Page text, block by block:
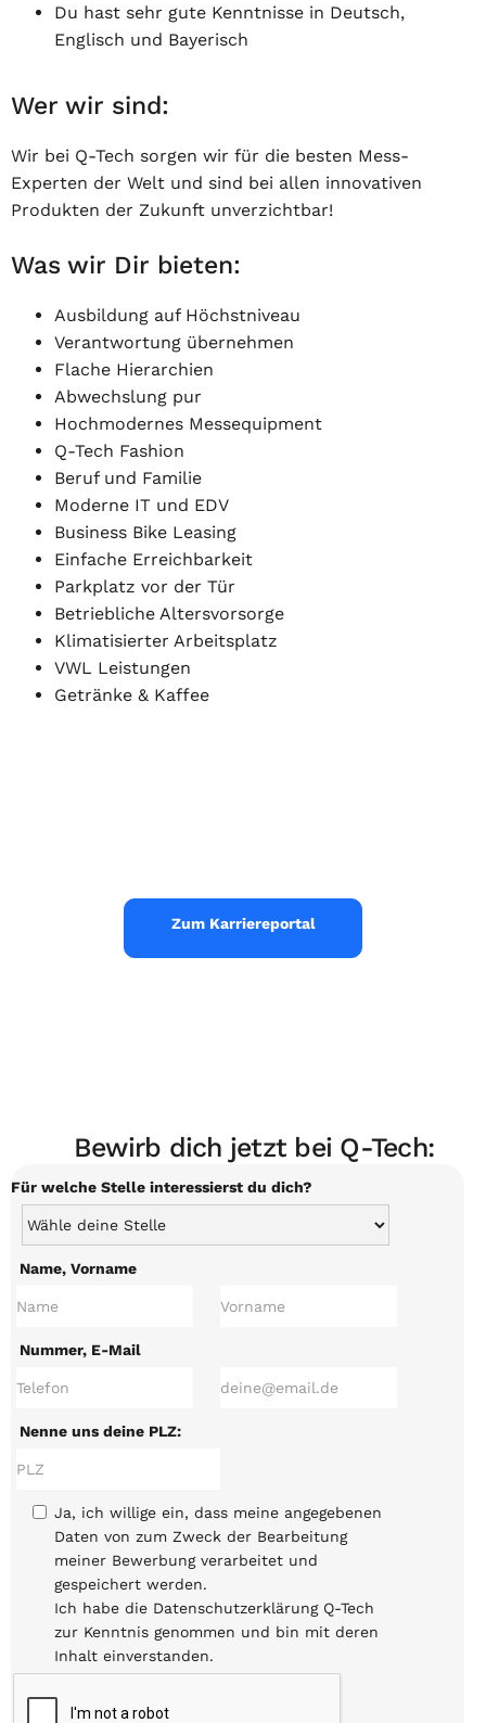
Du hast sehr gute Kenntnisse in Deutsch,
Englisch und Bayerisch
Wer wir sind:
Wir bei Q-Tech sorgen wir für die besten Mess-
Experten der Welt und sind bei allen innovativen
Produkten der Zukunft unverzichtbar!
Was wir Dir bieten:
Ausbildung auf Höchstniveau
Verantwortung übernehmen
Flache Hierarchien
Abwechslung pur
Hochmodernes Messequipment
Q-Tech Fashion
Beruf und Familie
Moderne IT und EDV
Business Bike Leasing
Einfache Erreichbarkeit
Parkplatz vor der Tür
Betriebliche Altersvorsorge
Klimatisierter Arbeitsplatz
VWL Leistungen
Getränke & Kaffee
Zum Karriereportal
Bewirb dich jetzt bei Q-Tech:
Für welche Stelle interessierst du dich?
Name, Vorname
Nummer, E-Mail
Nenne uns deine PLZ:
Ja, ich willige ein, dass meine angegebenen
Daten von zum Zweck der Bearbeitung
meiner Bewerbung verarbeitet und
gespeichert werden.
Ich habe die Datenschutzerklärung Q-Tech
zur Kenntnis genommen und bin mit deren
Inhalt einverstanden.